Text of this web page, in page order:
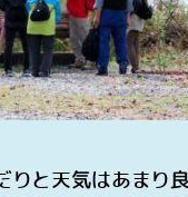
りと天気はあまり